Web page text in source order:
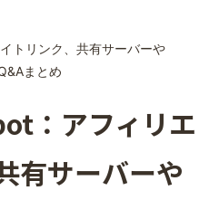
トリンク、共有サーバーや
まとめ
：アフィリエ
有サーバーや